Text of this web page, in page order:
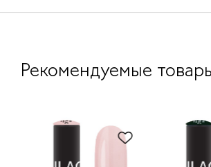
Рекомендуемые